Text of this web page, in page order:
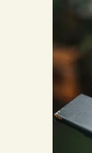
Entdecken Sie hier